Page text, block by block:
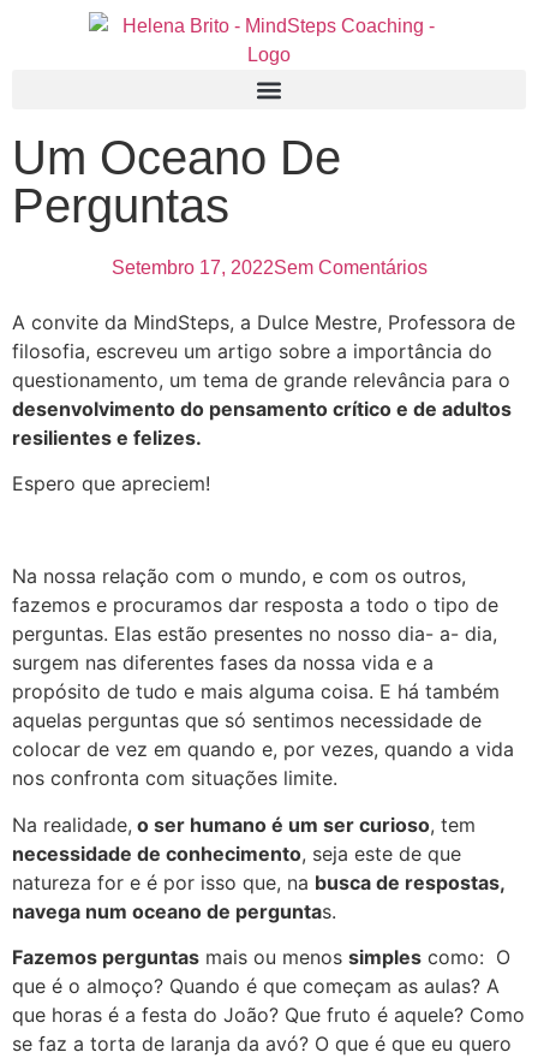
Um Oceano De
Perguntas
Setembro 17, 2022Sem Comentários
A convite da MindSteps, a Dulce Mestre, Professora de
filosofia, escreveu um artigo sobre a importância do
questionamento, um tema de grande relevância para o
desenvolvimento do pensamento crítico e de adultos
resilientes e felizes.
Espero que apreciem!
Na nossa relação com o mundo, e com os outros,
fazemos e procuramos dar resposta a todo o tipo de
perguntas. Elas estão presentes no nosso dia- a- dia,
surgem nas diferentes fases da nossa vida e a
propósito de tudo e mais alguma coisa. E há também
aquelas perguntas que só sentimos necessidade de
colocar de vez em quando e, por vezes, quando a vida
nos confronta com situações limite.
Na realidade, o ser humano é um ser curioso, tem
necessidade de conhecimento, seja este de que
natureza for e é por isso que, na busca de respostas,
navega num oceano de perguntas.
Fazemos perguntas mais ou menos simples como: O
que é o almoço? Quando é que começam as aulas? A
que horas é a festa do João? Que fruto é aquele? Como
se faz a torta de laranja da avó? O que é que eu quero